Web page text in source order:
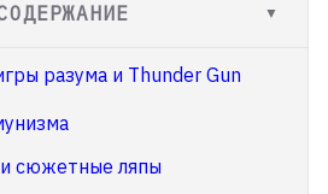
▼
разума и Thunder Gun
сюжетные ляпы